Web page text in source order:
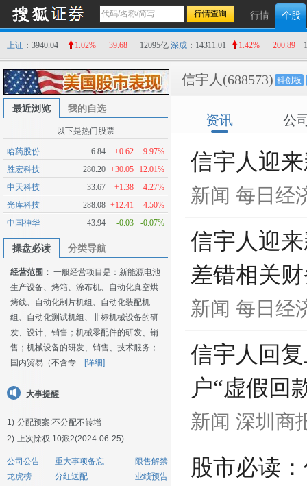
行情 个股
上证 ：3940.04 1.02% 39.68 12095亿 深成 ：14311.01 1.42% 200.89
最近浏览 我的自选
以下是热门股票
哈药股份 6.84 +0.62
9.97%
胜宏科技
280.20 +30.05
12.01%
中天科技
33.67 +1.38
4.27%
光库科技
288.08 +12.41
4.50%
中国神华
43.94 -0.03 -0.07%
操盘必读 分类导航
经营范围： 一般经营项目是：新能源电池
生产设备、烤箱、涂布机、自动化真空烘
烤线、自动化制片机组、自动化装配机
组、自动化测试机组、非标机械设备的研
发、设计、销售；机械零配件的研发、销
售；机械设备的研发、销售、技术服务；
国内贸易（不含专... [详细]
大事提醒
1) 分配预案:不分配不转增
2) 上次除权:10派2(2024-06-25)
公司公告 重大事项备忘
限售解禁
龙虎榜
分红送配
业绩预告
信宇人 (688573) 科创板
资讯 公
信宇人迎
新闻 每日经
信宇人迎
差错相关
新闻 每日经
信宇人回
户“虚假回
新闻 深圳商
股市必读